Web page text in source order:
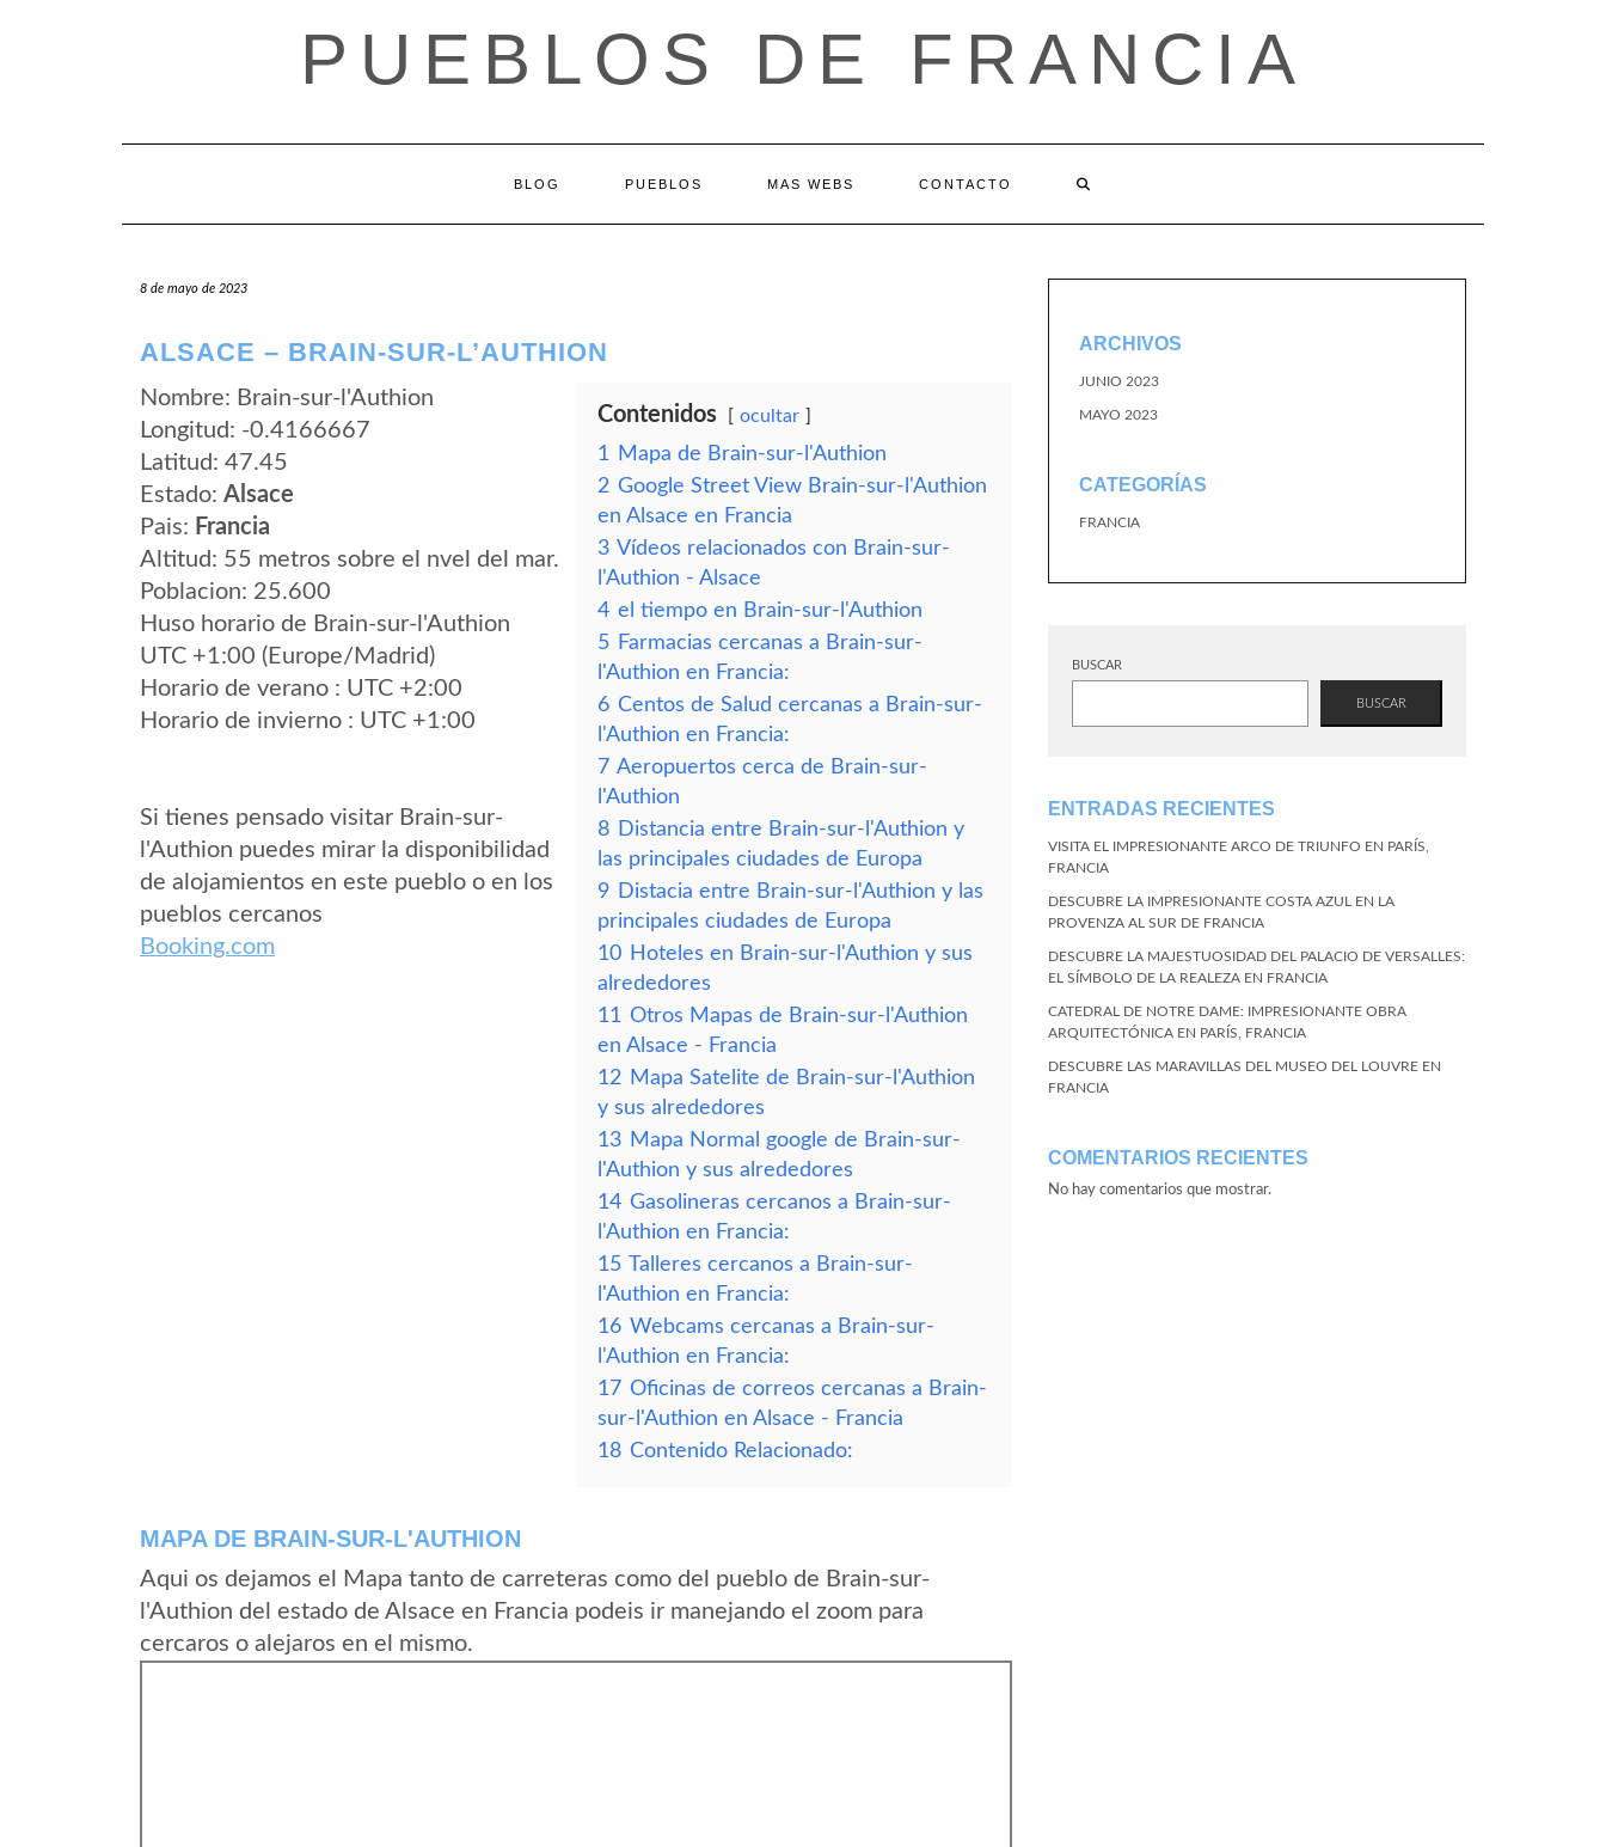
PUEBLOS DE FRANCIA
BLOG PUEBLOS MAS WEBS CONTACTO
8 de mayo de 2023
ALSACE – BRAIN-SUR-L’AUTHION
Nombre: Brain-sur-l'Authion
Longitud: -0.4166667
Latitud: 47.45
Estado: Alsace
Pais: Francia
Altitud: 55 metros sobre el nvel del mar.
Poblacion: 25.600
Huso horario de Brain-sur-l'Authion
UTC +1:00 (Europe/Madrid)
Horario de verano : UTC +2:00
Horario de invierno : UTC +1:00
Si tienes pensado visitar Brain-sur-
l'Authion puedes mirar la disponibilidad
de alojamientos en este pueblo o en los
pueblos cercanos
Booking.com
Contenidos ocultar
1
Mapa de Brain-sur-l'Authion
2 Google Street View Brain-sur-l'Authion
en Alsace en Francia
3 Vídeos relacionados con Brain-sur-
l'Authion - Alsace
4 el tiempo en Brain-sur-l'Authion
5 Farmacias cercanas a Brain-sur-
l'Authion en Francia:
6 Centos de Salud cercanas a Brain-sur-
l'Authion en Francia:
7 Aeropuertos cerca de Brain-sur-
l'Authion
8 Distancia entre Brain-sur-l'Authion y
las principales ciudades de Europa
9 Distacia entre Brain-sur-l'Authion y las
principales ciudades de Europa
10 Hoteles en Brain-sur-l'Authion y sus
alrededores
11 Otros Mapas de Brain-sur-l'Authion
en Alsace - Francia
12 Mapa Satelite de Brain-sur-l'Authion
y sus alrededores
13 Mapa Normal google de Brain-sur-
l'Authion y sus alrededores
14 Gasolineras cercanos a Brain-sur-
l'Authion en Francia:
15 Talleres cercanos a Brain-sur-
l'Authion en Francia:
16 Webcams cercanas a Brain-sur-
l'Authion en Francia:
17 Oficinas de correos cercanas a Brain-
sur-l'Authion en Alsace - Francia
18 Contenido Relacionado:
MAPA DE BRAIN-SUR-L'AUTHION
Aqui os dejamos el Mapa tanto de carreteras como del pueblo de Brain-sur-
l'Authion del estado de Alsace en Francia podeis ir manejando el zoom para
cercaros o alejaros en el mismo.
ARCHIVOS
JUNIO 2023
MAYO 2023
CATEGORÍAS
FRANCIA
BUSCAR
BUSCAR
ENTRADAS RECIENTES
VISITA EL IMPRESIONANTE ARCO DE TRIUNFO EN PARÍS,
FRANCIA
DESCUBRE LA IMPRESIONANTE COSTA AZUL EN LA
PROVENZA AL SUR DE FRANCIA
DESCUBRE LA MAJESTUOSIDAD DEL PALACIO DE VERSALLES:
EL SÍMBOLO DE LA REALEZA EN FRANCIA
CATEDRAL DE NOTRE DAME: IMPRESIONANTE OBRA
ARQUITECTÓNICA EN PARÍS, FRANCIA
DESCUBRE LAS MARAVILLAS DEL MUSEO DEL LOUVRE EN
FRANCIA
COMENTARIOS RECIENTES
No hay comentarios que mostrar.